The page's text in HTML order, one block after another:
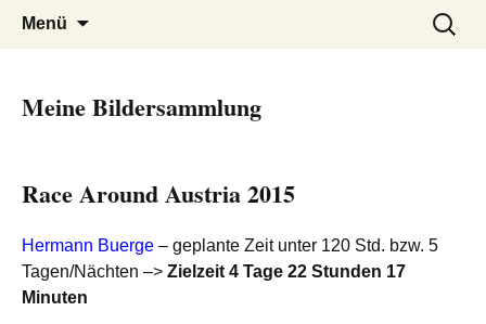
Ida Platzer
Menü
Suchen
nach:
Meine Bildersammlung
Race Around Austria 2015
Hermann Buerge – geplante Zeit unter 120 Std. bzw. 5
Tagen/Nächten –> Zielzeit 4 Tage 22 Stunden 17
Minuten